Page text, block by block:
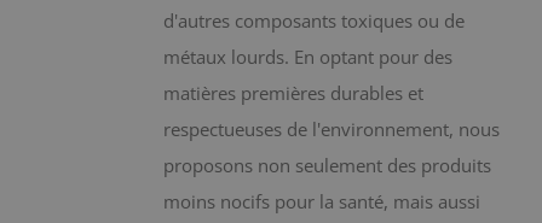
page
du
produit
d'autres composants toxiques ou de
métaux lourds. En optant pour des
matières premières durables et
respectueuses de l'environnement, nous
proposons non seulement des produits
moins nocifs pour la santé, mais aussi